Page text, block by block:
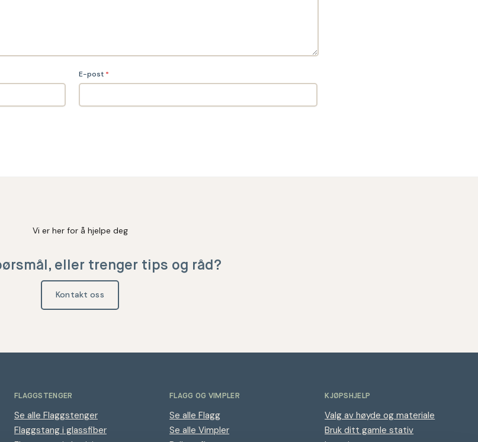
E-post *
Vi er her for å hjelpe deg
eller trenger tips og råd?
Kontakt oss
FLAGGSTENGER
Se alle Flaggstenger
Flaggstang i glassfiber
FLAGG OG VIMPLER
Se alle Flagg
Se alle Vimpler
KJØPSHJELP
Valg av høyde og materiale
Bruk ditt gamle stativ